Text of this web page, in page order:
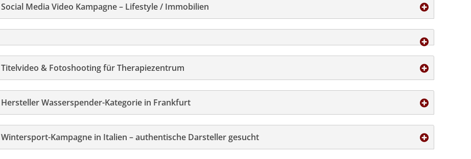
Social Media Video Kampagne – Lifestyle / Immobilien
Titelvideo & Fotoshooting für Therapiezentrum
Hersteller Wasserspender-Kategorie in Frankfurt
Wintersport-Kampagne in Italien – authentische Darsteller gesucht